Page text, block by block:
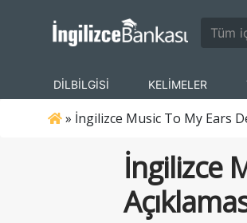
DİLBİLGİSİ KELİMELER
» İngilizce Music To My Ears
İngilizce